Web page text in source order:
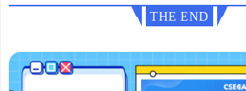
THE END